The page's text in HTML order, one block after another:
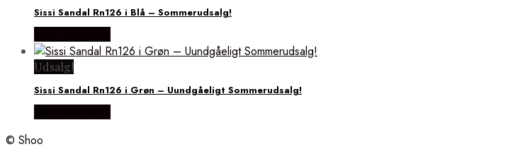
Sissi Sandal Rn126 i Blå – Sommerudsalg!
Udsalg!
Sissi Sandal Rn126 i Grøn – Uundgåeligt Sommerudsalg!
© Shoo